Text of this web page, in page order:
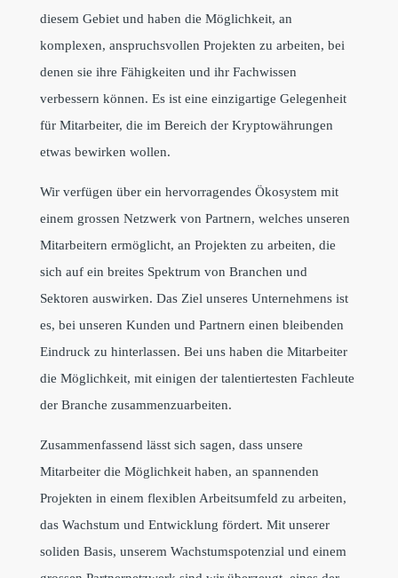
diesem Gebiet und haben die Möglichkeit, an
komplexen, anspruchsvollen Projekten zu arbeiten, bei
denen sie ihre Fähigkeiten und ihr Fachwissen
verbessern können. Es ist eine einzigartige Gelegenheit
für Mitarbeiter, die im Bereich der Kryptowährungen
etwas bewirken wollen.
Wir verfügen über ein hervorragendes Ökosystem mit
einem grossen Netzwerk von Partnern, welches unseren
Mitarbeitern ermöglicht, an Projekten zu arbeiten, die
sich auf ein breites Spektrum von Branchen und
Sektoren auswirken. Das Ziel unseres Unternehmens ist
es, bei unseren Kunden und Partnern einen bleibenden
Eindruck zu hinterlassen. Bei uns haben die Mitarbeiter
die Möglichkeit, mit einigen der talentiertesten Fachleute
der Branche zusammenzuarbeiten.
Zusammenfassend lässt sich sagen, dass unsere
Mitarbeiter die Möglichkeit haben, an spannenden
Projekten in einem flexiblen Arbeitsumfeld zu arbeiten,
das Wachstum und Entwicklung fördert. Mit unserer
soliden Basis, unserem Wachstumspotenzial und einem